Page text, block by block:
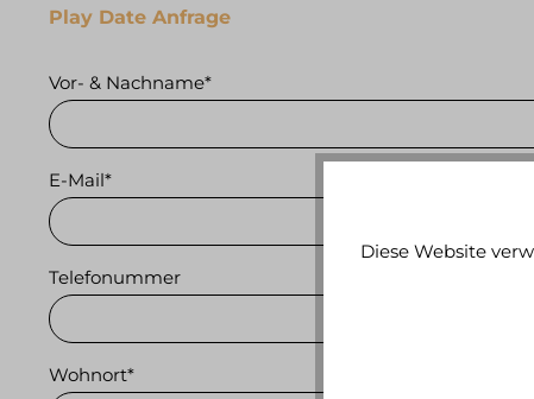
Play Date Anfrage
Vor- & Nachname*
E-Mail*
Telefonummer
Wohnort*
Diese Website